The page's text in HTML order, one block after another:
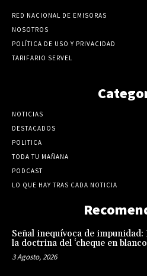
RED NACIONAL DE EMISORAS
NOSOTROS
POLÍTICA DE USO Y PRIVACIDAD
TARIFARIO SERVEL
NOTICIAS
DESTACADOS
POLITICA
TODA TU MAÑANA
PODCAST
LO QUE HAY TRAS CADA NOTICIA
Señal inequívoca de
la doctrina del ‘cheque en
3 Agosto, 2026